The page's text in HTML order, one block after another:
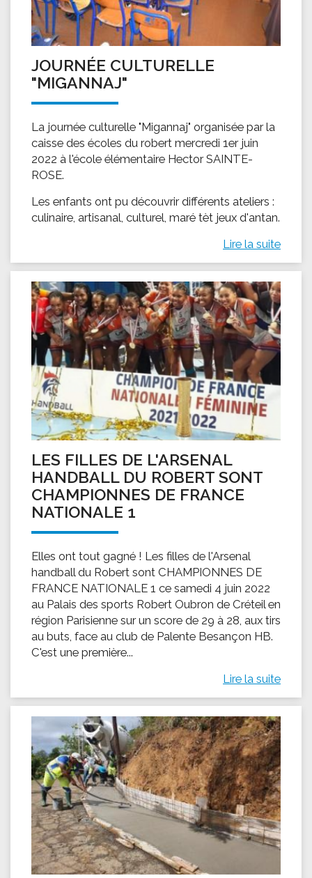
JOURNÉE CULTURELLE
"MIGANNAJ"
La journée culturelle "Migannaj" organisée par la
caisse des écoles du robert mercredi 1er juin
2022 à l'école élémentaire Hector SAINTE-
ROSE.
Les enfants ont pu découvrir différents ateliers :
culinaire, artisanal, culturel, maré tèt jeux d'antan.
Lire la suite
LES FILLES DE L'ARSENAL
HANDBALL DU ROBERT SONT
CHAMPIONNES DE FRANCE
NATIONALE 1
Elles ont tout gagné ! Les filles de l'Arsenal
handball du Robert sont CHAMPIONNES DE
FRANCE NATIONALE 1 ce samedi 4 juin 2022
au Palais des sports Robert Oubron de Créteil en
région Parisienne sur un score de 29 à 28, aux tirs
au buts, face au club de Palente Besançon HB.
C'est une première...
Lire la suite